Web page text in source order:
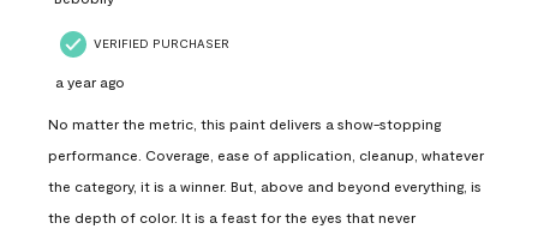
VERIFIED PURCHASER
a year ago
No matter the metric, this paint delivers a show-stopping
performance. Coverage, ease of application, cleanup, whatever
the category, it is a winner. But, above and beyond everything, is
the depth of color. It is a feast for the eyes that never